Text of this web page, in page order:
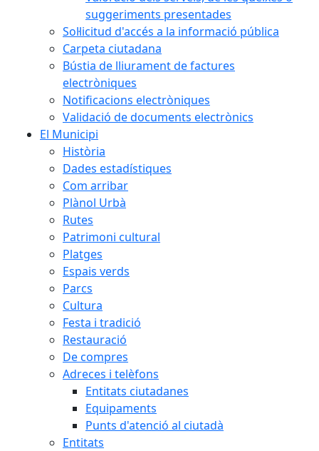
suggeriments presentades
Sol·licitud d'accés a la informació pública
Carpeta ciutadana
Bústia de lliurament de factures
electròniques
Notificacions electròniques
Validació de documents electrònics
El Municipi
Història
Dades estadístiques
Com arribar
Plànol Urbà
Rutes
Patrimoni cultural
Platges
Espais verds
Parcs
Cultura
Festa i tradició
Restauració
De compres
Adreces i telèfons
Entitats ciutadanes
Equipaments
Punts d'atenció al ciutadà
Entitats